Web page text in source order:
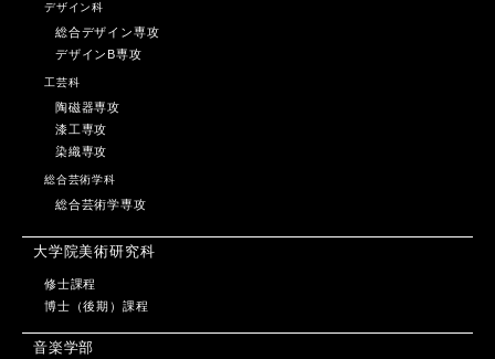
デザイン科
総合デザイン専攻
デザインB専攻
工芸科
陶磁器専攻
漆工専攻
染織専攻
総合芸術学科
総合芸術学専攻
大学院美術研究科
修士課程
博士（後期）課程
音楽学部